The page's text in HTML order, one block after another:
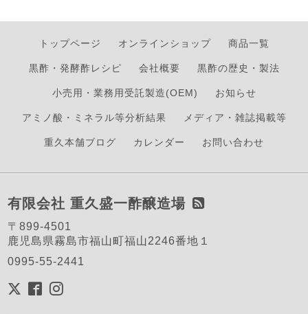
トップページ オンラインショップ 商品一覧
黒酢・発酵酢レシピ 会社概要 黒酢の歴史・製法
小売用・業務用受託製造(OEM) お知らせ
アミノ酸・ミネラル等分析結果 メディア・雑誌掲載等
重久本舗ブログ カレンダー お問い合わせ
有限会社 重久盛一酢醸造場
〒899-4501
鹿児島県霧島市福山町福山2246番地１
0995-55-2441